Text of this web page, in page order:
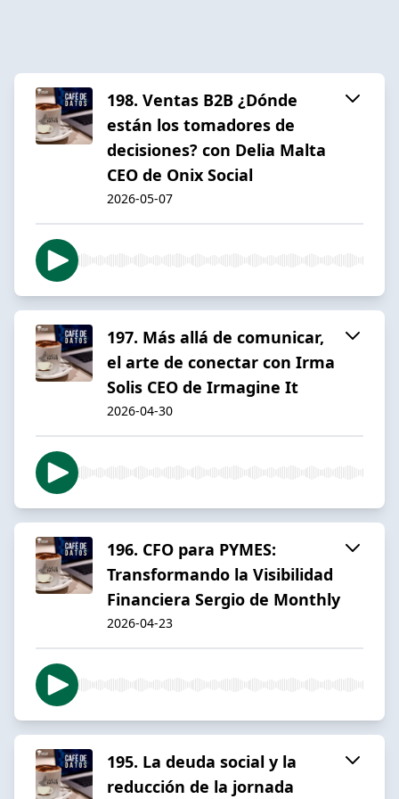
198. Ventas B2B ¿Dónde
están los tomadores de
decisiones? con Delia Malta
CEO de Onix Social
2026-05-07
197. Más allá de comunicar,
el arte de conectar con Irma
Solis CEO de Irmagine It
2026-04-30
196. CFO para PYMES:
Transformando la Visibilidad
Financiera Sergio de Monthly
2026-04-23
195. La deuda social y la
reducción de la jornada